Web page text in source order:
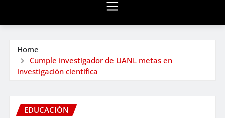
Home
Cumple investigador de UANL metas en
investigación científica
EDUCACIÓN